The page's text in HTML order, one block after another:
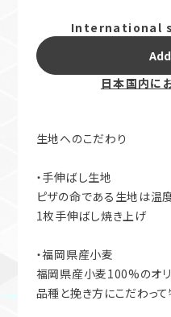
International
日本国内に
生地へのこだわり
・手伸ばし生地
ピザの命である生地は温
1枚手伸ばし焼き上げ
・福岡県産小麦
福岡県産小麦100%のオ
品種と挽き方にこだわっ